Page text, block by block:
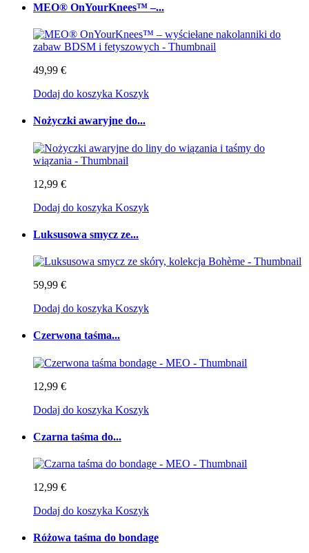
MEO® OnYourKnees™ –...
49,99 €
Dodaj do koszyka Koszyk
Nożyczki awaryjne do...
12,99 €
Dodaj do koszyka Koszyk
Luksusowa smycz ze...
59,99 €
Dodaj do koszyka Koszyk
Czerwona taśma...
12,99 €
Dodaj do koszyka Koszyk
Czarna taśma do...
12,99 €
Dodaj do koszyka Koszyk
Różowa taśma do bondage